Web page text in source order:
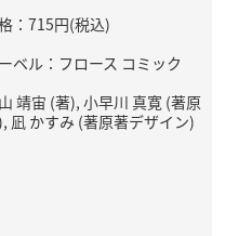
：715円(税込)
ベル：フロース コミック
靖宙 (著), 小早川 真寛 (著原
凪 かすみ (著原著デザイン)